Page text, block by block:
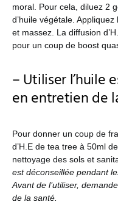
moral. Pour cela, diluez 2
d’huile végétale.
et massez. La diffusion
pour un coup de boost
– Utiliser l’huile
en entretien de
Pour donner un coup de
d’H.E de tea tree à 50ml
nettoyage des sols et
est déconseillée pendant
Avant de l’utiliser,
de la santé.